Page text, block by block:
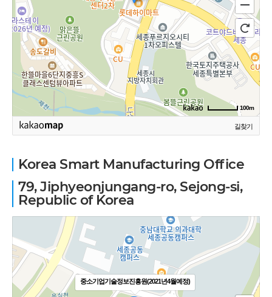
100m
길찾기
Korea Smart Manufacturing Office
79, Jiphyeonjungang-ro, Sejong-si,
Republic of Korea
중소기업기술정보진흥원(2021년4월예정)